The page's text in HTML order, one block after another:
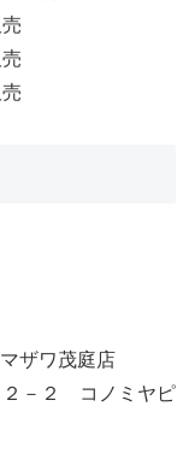
ザワ茂庭店
２－２ コノミヤピ